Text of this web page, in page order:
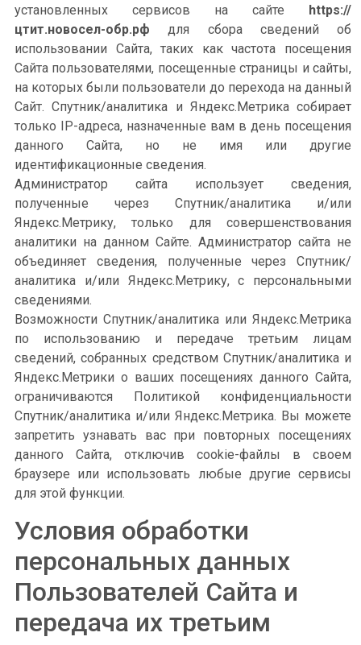
установленных сервисов на сайте
https://
цтит.новосел-обр.рф для сбора сведений об
использовании Сайта, таких как частота посещения
Сайта пользователями, посещенные страницы и сайты,
на которых были пользователи до перехода на данный
Сайт. Спутник/аналитика и Яндекс.Метрика собирает
только IP-адреса, назначенные вам в день посещения
данного Сайта, но не имя или другие
идентификационные сведения.
Администратор сайта использует сведения,
полученные через Спутник/аналитика и/или
Яндекс.Метрику, только для совершенствования
аналитики на данном Сайте. Администратор сайта не
объединяет сведения, полученные через Спутник/
аналитика и/или Яндекс.Метрику, с персональными
сведениями.
Возможности Спутник/аналитика или Яндекс.Метрика
по использованию и передаче третьим лицам
сведений, собранных средством Спутник/аналитика и
Яндекс.Метрики о ваших посещениях данного Сайта,
ограничиваются Политикой конфиденциальности
Спутник/аналитика и/или Яндекс.Метрика. Вы можете
запретить узнавать вас при повторных посещениях
данного Сайта, отключив cookie-файлы в своем
браузере или использовать любые другие сервисы
для этой функции.
Условия обработки
персональных данных
Пользователей Сайта и
передача их третьим